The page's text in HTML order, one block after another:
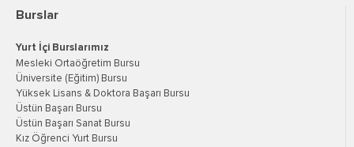
Burslar
Yurt İçi Burslarımız
Mesleki Ortaöğretim Bursu
Üniversite (Eğitim) Bursu
Yüksek Lisans & Doktora Başarı Bursu
Üstün Başarı Bursu
Üstün Başarı Sanat Bursu
Kız Öğrenci Yurt Bursu